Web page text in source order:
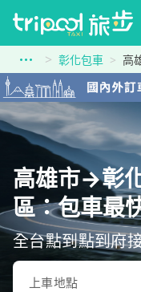
彰化包車 高
高雄市→彰
區：包車最
全台點到點到府
上車地點